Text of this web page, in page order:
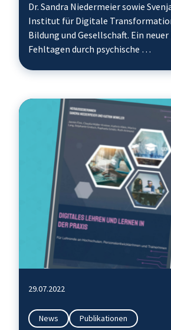
Dr. Sandra Niedermeier sowie
Institut für Digitale
Bildung und Gesellschaft. Ein
Fehltagen durch psychische …
29.07.2022
News Publikationen